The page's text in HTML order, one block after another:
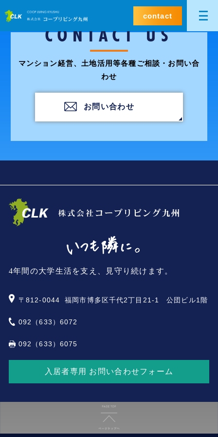
contact
CONTACT US
マンション経営、土地活用等各種ご相談・お問い合
わせ
お問い合わせ
4年間の大学生活を支え、見守り続けます。
〒812-0044 福岡市博多区千代2丁目21-1 公団ビル1階
092（633）6072
092（633）6075
入居者専用 お問い合わせフォーム